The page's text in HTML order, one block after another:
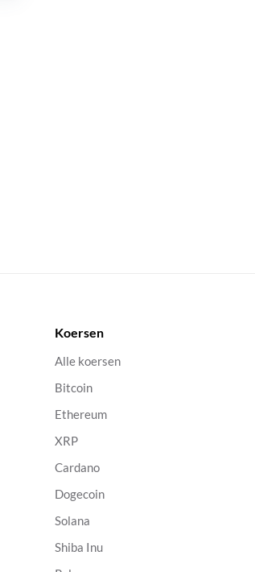
Koersen
Alle koersen
Bitcoin
Ethereum
XRP
Cardano
Dogecoin
Solana
Shiba Inu